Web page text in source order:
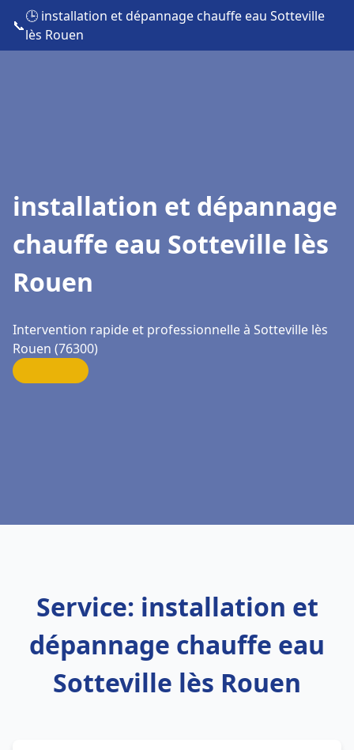
📞
🕒 installation et dépannage chauffe eau Sotteville
lès Rouen
installation et dépannage
chauffe eau Sotteville lès
Rouen
Intervention rapide et professionnelle à Sotteville lès
Rouen (76300)
Service: installation et
dépannage chauffe eau
Sotteville lès Rouen